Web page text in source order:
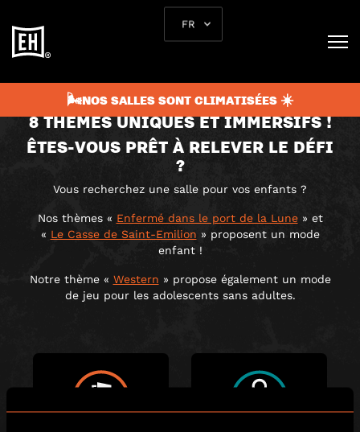
FR
🌬️NOS SALLES SONT CLIMATISÉES ☀️
CHOISISSEZ VOTRE
8 THÈMES UNIQUES ET IMMERSIFS !
ÊTES-VOUS PRÊT À RELEVER LE DÉFI
?
Vous recherchez une salle pour vos enfants ?
Nos thèmes « Enfermé dans le port de la Lune» et
« Le Casse de Saint-Emilion » proposent un mode
enfant !
Notre thème « Western » propose également un mode
de jeu pour les adolescents sans adultes.